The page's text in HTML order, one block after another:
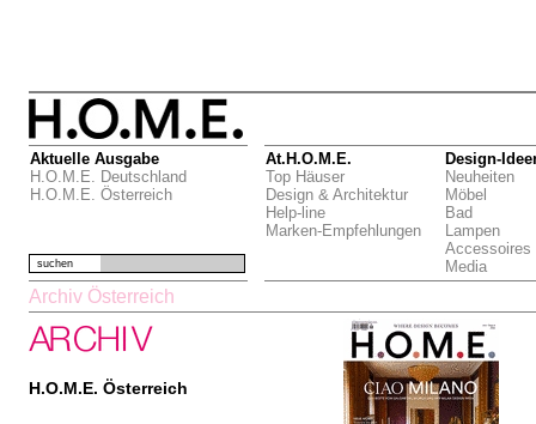
Aktuelle Ausgabe
H.O.M.E. Deutschland
H.O.M.E. Österreich
At.H.O.M.E.
Top Häuser
Design & Architektur
Help-line
Marken-Empfehlungen
Design-
Neuheiten
Möbel
Bad
Lampen
Accessoires
Media
suchen
Archiv Österreich
H.O.M.E. Österreich